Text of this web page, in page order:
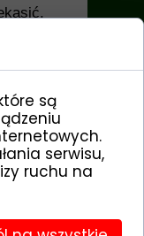
są to
wyjeździe
posiłek.
są
serwisu,
ruchu na